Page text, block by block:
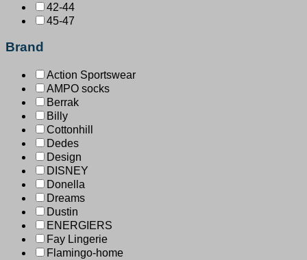
42-44
45-47
Brand
Action Sportswear
AMPO socks
Berrak
Billy
Cottonhill
Dedes
Design
DISNEY
Donella
Dreams
Dustin
ENERGIERS
Fay Lingerie
Flamingo-home